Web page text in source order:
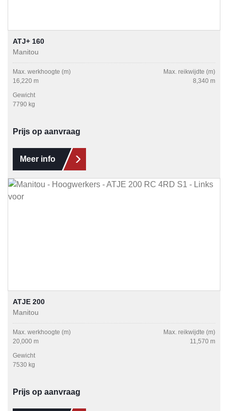
ATJ+ 160
Manitou
Max. werkhoogte (m)
16,220 m
Max. reikwijdte (m)
8,340 m
Gewicht
7790 kg
Prijs op aanvraag
Meer info
ATJE 200
Manitou
Max. werkhoogte (m)
20,000 m
Max. reikwijdte (m)
11,570 m
Gewicht
7530 kg
Prijs op aanvraag